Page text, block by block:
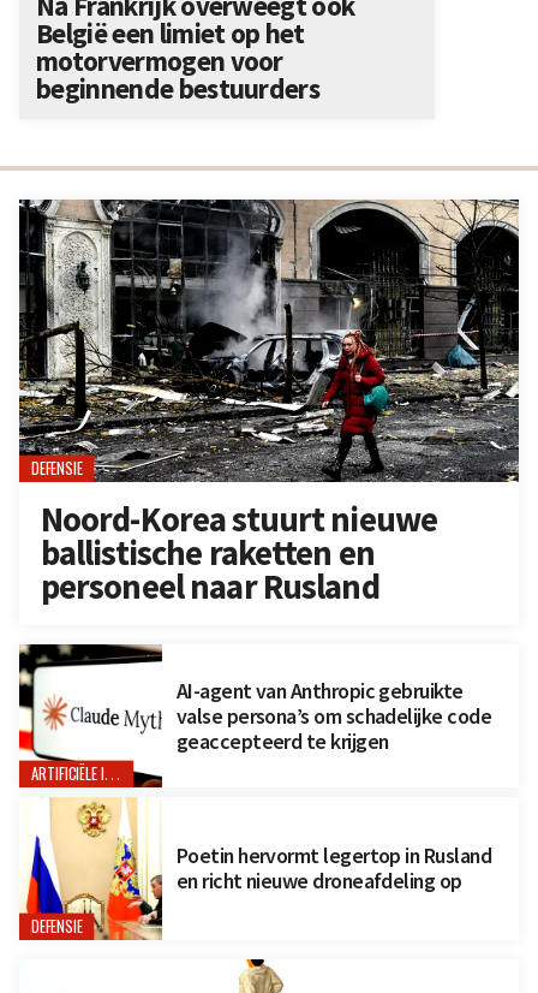
DEFENSIE
Noord-Korea stuurt nieuwe
ballistische raketten en
personeel naar Rusland
ARTIFICIËLE INTELLIGENTIE
AI-agent van Anthropic gebruikte
valse persona’s om schadelijke code
geaccepteerd te krijgen
DEFENSIE
Poetin hervormt legertop in Rusland
en richt nieuwe droneafdeling op
België een limiet op het
motorvermogen voor
beginnende bestuurders